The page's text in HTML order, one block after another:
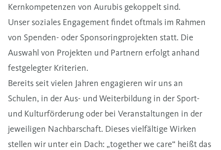
Kernkompetenzen von Aurubis gekoppelt sind.
Unser soziales Engagement findet oftmals im Rahmen
von Spenden- oder Sponsoringprojekten statt. Die
Auswahl von Projekten und Partnern erfolgt anhand
festgelegter Kriterien.
Bereits seit vielen Jahren engagieren wir uns an
Schulen, in der Aus- und Weiterbildung in der Sport-
und Kulturförderung oder bei Veranstaltungen in der
jeweiligen Nachbarschaft. Dieses vielfältige Wirken
stellen wir unter ein Dach: „together we care“ heißt das